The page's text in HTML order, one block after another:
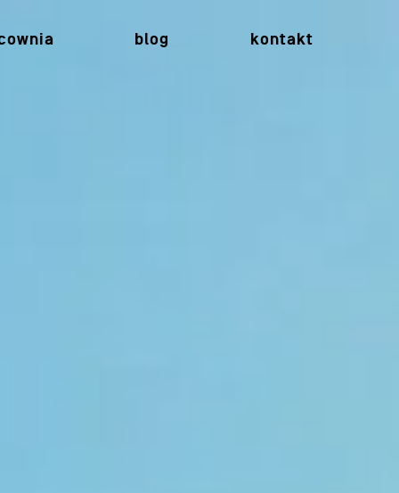
blog kontakt